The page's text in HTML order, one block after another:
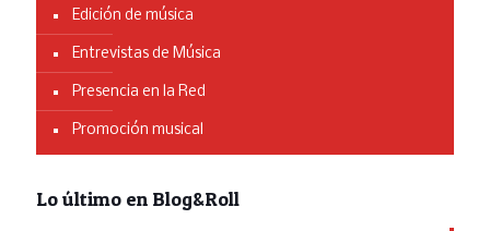
Edición de música
Entrevistas de Música
Presencia en la Red
Promoción musical
Lo último en Blog&Roll